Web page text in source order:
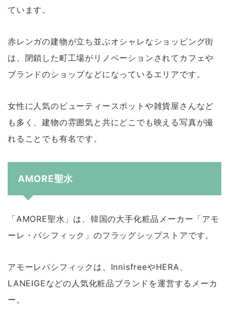
ています。
赤レンガの建物が立ち並ぶオシャレなショッピング街
は、閉鎖した町工場がリノベーションされてカフェや
ブランドのショップなどになっているエリアです。
女性に人気のビューティースポットや雑貨屋さんなど
も多く、建物の雰囲気と共にどこでも映える写真が撮
れることでも有名です。
AMORE聖水
「AMORE聖水」は、韓国の大手化粧品メーカー「アモ
ーレ・パシフィック」のフラッグシップストアです。
アモーレパシフィックは、InnisfreeやHERA、
LANEIGEなどの人気化粧品ブランドを運営するメーカ
ー。